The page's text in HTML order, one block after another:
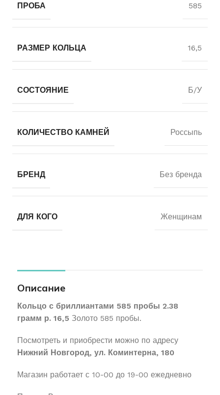
ПРОБА 585
РАЗМЕР КОЛЬЦА 16,5
СОСТОЯНИЕ Б/У
КОЛИЧЕСТВО КАМНЕЙ Россыпь
БРЕНД Без бренда
ДЛЯ КОГО Женщинам
Описание
Кольцо с бриллиантами 585 пробы 2.38
грамм р. 16,5 Золото 585 пробы.
Посмотреть и приобрести можно по адресу
Нижний Новгород, ул. Коминтерна, 180
Магазин работает с 10-00 до 19-00 ежедневно